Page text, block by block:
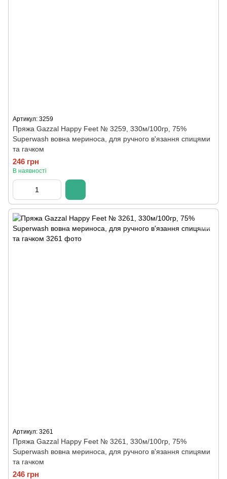
Артикул: 3259
Пряжа Gazzal Happy Feet № 3259, 330м/100гр, 75%
Superwash вовна мериноса, для ручного в'язання спицями
та гачком
246 грн
В наявності
Артикул: 3261
Пряжа Gazzal Happy Feet № 3261, 330м/100гр, 75%
Superwash вовна мериноса, для ручного в'язання спицями
та гачком
246 грн